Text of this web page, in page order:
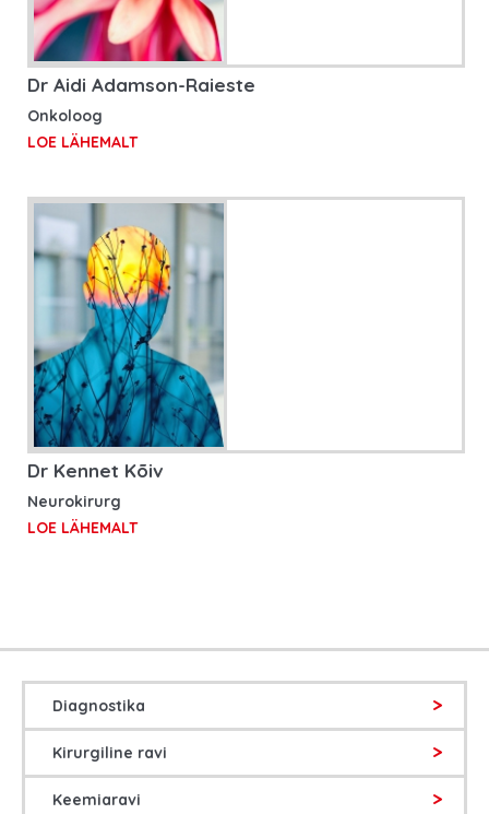
Dr Aidi Adamson-Raieste
Onkoloog
LOE LÄHEMALT
Dr Kennet Kõiv
Neurokirurg
LOE LÄHEMALT
Diagnostika
Kirurgiline ravi
Keemiaravi